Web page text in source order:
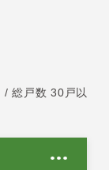
/ 総戸数 30戸以